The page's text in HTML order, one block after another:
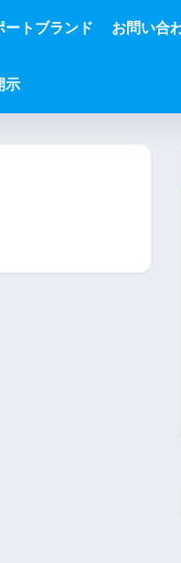
ートブランド お問い合
示